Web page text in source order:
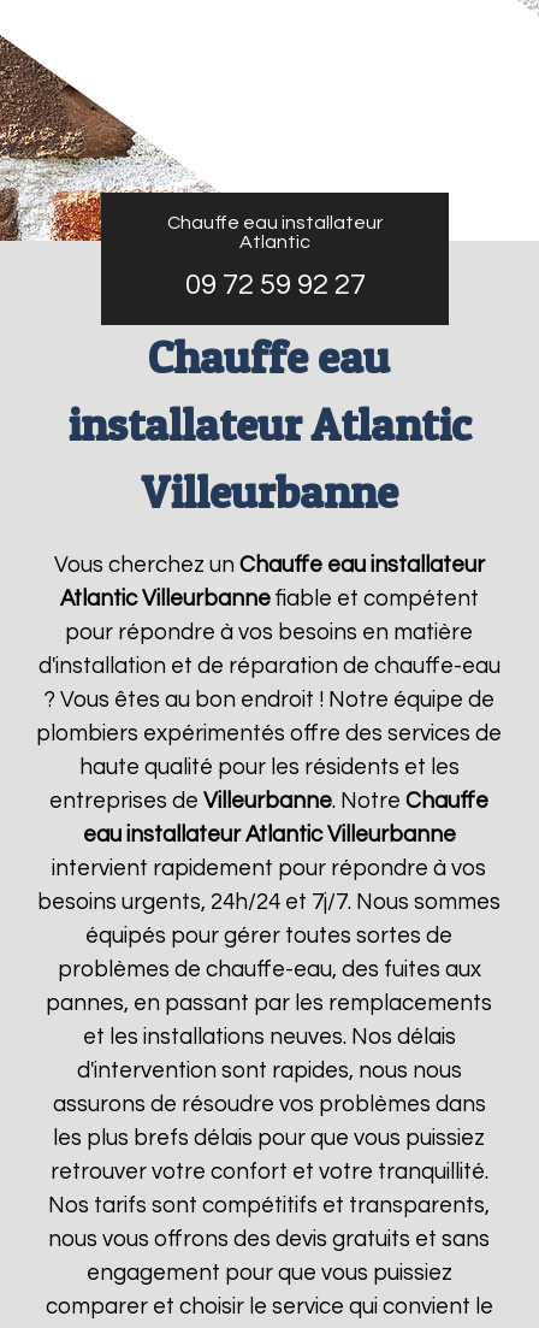
Chauffe eau installateur
Atlantic
09 72 59 92 27
Chauffe eau
installateur Atlantic
Villeurbanne
Vous cherchez un Chauffe eau installateur
Atlantic Villeurbannefiable et compétent
pour répondre à vos besoins en matière
d'installation et de réparation de chauffe-eau
? Vous êtes au bon endroit ! Notre équipe de
plombiers expérimentés offre des services de
haute qualité pour les résidents et les
entreprises deVilleurbanne. NotreChauffe
eau installateur Atlantic Villeurbanne
intervient rapidement pour répondre à vos
besoins urgents, 24h/24 et 7j/7. Nous sommes
équipés pour gérer toutes sortes de
problèmes de chauffe-eau, des fuites aux
pannes, en passant par les remplacements
et les installations neuves. Nos délais
d'intervention sont rapides, nous nous
assurons de résoudre vos problèmes dans
les plus brefs délais pour que vous puissiez
retrouver votre confort et votre tranquillité.
Nos tarifs sont compétitifs et transparents,
nous vous offrons des devis gratuits et sans
engagement pour que vous puissiez
comparer et choisir le service qui convient le